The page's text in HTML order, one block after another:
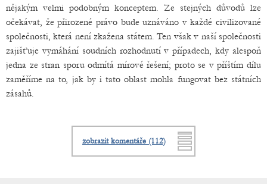
nějakým velmi podobným konceptem. Ze stejných důvodů lze
očekávat, že přirozené právo bude uznáváno v každé civilizované
společnosti, která není zkažena státem. Ten však v naší společnosti
zajišťuje vymáhání soudních rozhodnutí v případech, kdy alespoň
jedna ze stran sporu odmítá mírové řešení; proto se v příštím dílu
zaměříme na to, jak by i tato oblast mohla fungovat bez státních
zásahů.
zobrazit komentáře (112)